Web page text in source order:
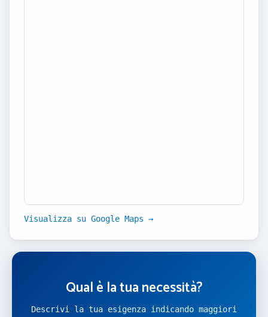
Visualizza su Google Maps →
Qual è la tua necessità?
Descrivi la tua esigenza indicando maggiori